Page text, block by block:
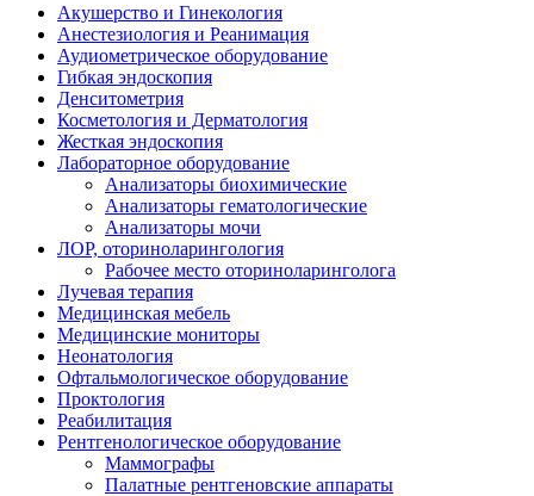
Акушерство и Гинекология
Анестезиология и Реанимация
Аудиометрическое оборудование
Гибкая эндоскопия
Денситометрия
Косметология и Дерматология
Жесткая эндоскопия
Лабораторное оборудование
Анализаторы биохимические
Анализаторы гематологические
Анализаторы мочи
ЛОР, оториноларингология
Рабочее место оториноларинголога
Лучевая терапия
Медицинская мебель
Медицинские мониторы
Неонатология
Офтальмологическое оборудование
Проктология
Реабилитация
Рентгенологическое оборудование
Маммографы
Палатные рентгеновские аппараты